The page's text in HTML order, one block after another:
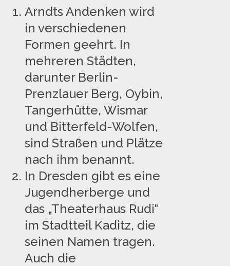
Arndts Andenken wird
in verschiedenen
Formen geehrt. In
mehreren Städten,
darunter Berlin-
Prenzlauer Berg, Oybin,
Tangerhütte, Wismar
und Bitterfeld-Wolfen,
sind Straßen und Plätze
nach ihm benannt.
In Dresden gibt es eine
Jugendherberge und
das „Theaterhaus Rudi“
im Stadtteil Kaditz, die
seinen Namen tragen.
Auch die